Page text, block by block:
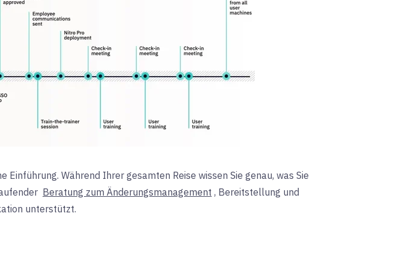
Während Ihrer gesamten Reise wissen Sie genau, was Sie
Beratung zum Änderungsmanagement , Bereitstellung und
unterstützt.